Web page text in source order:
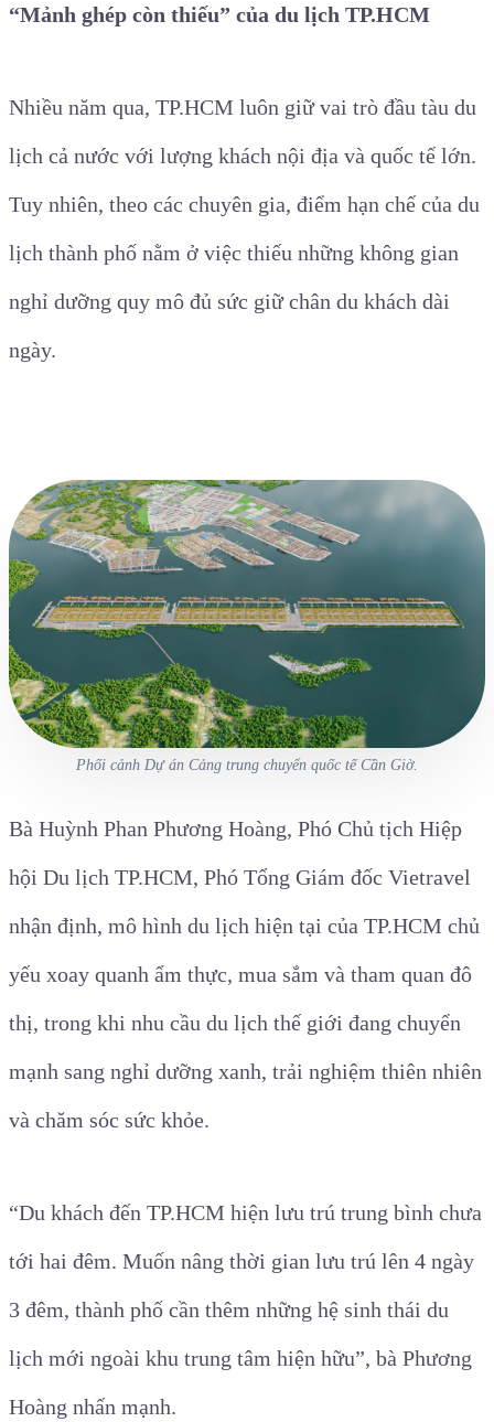
“Mảnh ghép còn thiếu” của du lịch TP.HCM
Nhiều năm qua, TP.HCM luôn giữ vai trò đầu tàu du
lịch cả nước với lượng khách nội địa và quốc tế lớn.
Tuy nhiên, theo các chuyên gia, điểm hạn chế của du
lịch thành phố nằm ở việc thiếu những không gian
nghỉ dưỡng quy mô đủ sức giữ chân du khách dài
ngày.
Phối cảnh Dự án Cảng trung chuyển quốc tế Cần Giờ.
Bà Huỳnh Phan Phương Hoàng, Phó Chủ tịch Hiệp
hội Du lịch TP.HCM, Phó Tổng Giám đốc Vietravel
nhận định, mô hình du lịch hiện tại của TP.HCM chủ
yếu xoay quanh ẩm thực, mua sắm và tham quan đô
thị, trong khi nhu cầu du lịch thế giới đang chuyển
mạnh sang nghỉ dưỡng xanh, trải nghiệm thiên nhiên
và chăm sóc sức khỏe.
“Du khách đến TP.HCM hiện lưu trú trung bình chưa
tới hai đêm. Muốn nâng thời gian lưu trú lên 4 ngày
3 đêm, thành phố cần thêm những hệ sinh thái du
lịch mới ngoài khu trung tâm hiện hữu”, bà Phương
Hoàng nhấn mạnh.